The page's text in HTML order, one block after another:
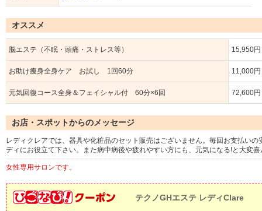
オススメ
脳エステ（不眠・頭痛・ストレス等） 15,950円
お助け痩身全身ケア お試し 1回60分 11,000円
元気回復コース全身＆フェイシャル付 60分×6回 72,600円
お店・スポットからのメッセージ
レディクレアでは、器具や化粧品のセット販売はございません。毎回お支払い
ディにお役立て下さい。また病中病後や疲れやすい方にも、元気になる!と大変
女性専用サロンです。
テクノGHエステ レディClare